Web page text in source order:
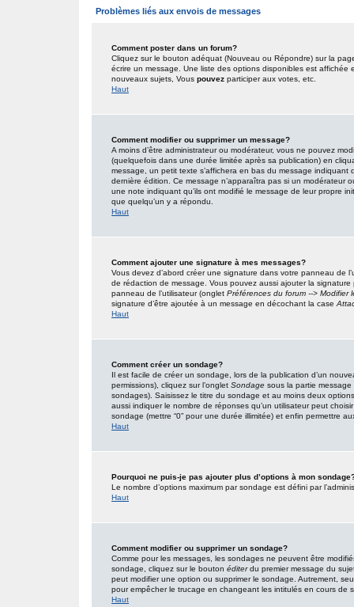
Problèmes liés aux envois de messages
Comment poster dans un forum?
Cliquez sur le bouton adéquat (Nouveau ou Répondre) sur la
écrire un message. Une liste des options disponibles est
nouveaux sujets, Vous pouvez participer aux votes, etc.
Haut
Comment modifier ou supprimer un message?
A moins d’être administrateur ou modérateur, vous ne pouvez
(quelquefois dans une durée limitée après sa publication) en
message, un petit texte s’affichera en bas du message indiquant
dernière édition. Ce message n’apparaîtra pas si un modérateur
une note indiquant qu’ils ont modifié le message de leur propre
que quelqu’un y a répondu.
Haut
Comment ajouter une signature à mes messages?
Vous devez d’abord créer une signature dans votre panneau de
de rédaction de message. Vous pouvez aussi ajouter la
panneau de l’utilisateur (onglet Préférences du forum --> Modifier
signature d’être ajoutée à un message en décochant la case
Haut
Comment créer un sondage?
Il est facile de créer un sondage, lors de la publication d’un
permissions), cliquez sur l’onglet Sondage sous la partie
sondages). Saisissez le titre du sondage et au moins deux
aussi indiquer le nombre de réponses qu’un utilisateur peut
sondage (mettre “0” pour une durée illimitée) et enfin permettre
Haut
Pourquoi ne puis-je pas ajouter plus d’options à mon
Le nombre d’options maximum par sondage est défini par
Haut
Comment modifier ou supprimer un sondage?
Comme pour les messages, les sondages ne peuvent être
sondage, cliquez sur le bouton éditerdu premier message du
peut modifier une option ou supprimer le sondage. Autrement,
pour empêcher le trucage en changeant les intitulés en cours de
Haut